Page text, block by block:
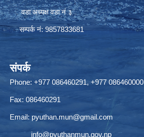
वडा अध्यक्ष वडा नं ३
सम्पर्क नं: 9857833681
संपर्क
Phone: +977 086460291, +977 086460000
Fax: 086460291
Email: pyuthan.mun@gmail.com
info@pyuthanmun.gov.np